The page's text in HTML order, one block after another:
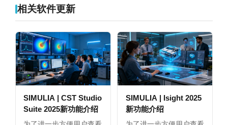
相关软件更新
SIMULIA | CST Studio
Suite 2025新功能介绍
SIMULIA | Isight 2025
新功能介绍